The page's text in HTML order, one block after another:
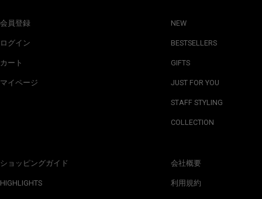
会員登録
ログイン
カート
マイページ
ショッピングガイド
HIGHLIGHTS
NEW
BESTSELLERS
GIFTS
JUST FOR YOU
STAFF STYLING
COLLECTION
会社概要
利用規約